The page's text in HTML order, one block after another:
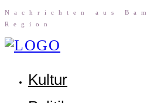
Nach­rich­ten aus
Region
Kul­tur